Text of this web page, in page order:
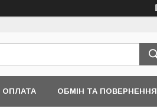
ОПЛАТА ОБМІН ТА ПОВЕРНЕННЯ